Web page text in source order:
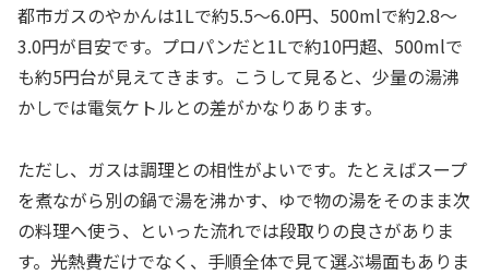
都市ガスのやかんは1Lで約5.5〜6.0円、500mlで約2.8〜
3.0円が目安です。プロパンだと1Lで約10円超、500mlで
も約5円台が見えてきます。こうして見ると、少量の湯沸
かしでは電気ケトルとの差がかなりあります。
ただし、ガスは調理との相性がよいです。たとえばスープ
を煮ながら別の鍋で湯を沸かす、ゆで物の湯をそのまま次
の料理へ使う、といった流れでは段取りの良さがありま
す。光熱費だけでなく、手順全体で見て選ぶ場面もありま